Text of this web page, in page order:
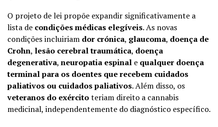
O projeto de lei propõe expandir significativamente a
lista de condições médicas elegíveis. As novas
condições incluiriam dor crónica, glaucoma, doença de
Crohn, lesão cerebral traumática, doença
degenerativa, neuropatia espinal e qualquer doença
terminal para os doentes que recebem cuidados
paliativos ou cuidados paliativos. Além disso, os
veteranos do exércitoteriam direito a cannabis
medicinal, independentemente do diagnóstico específico.